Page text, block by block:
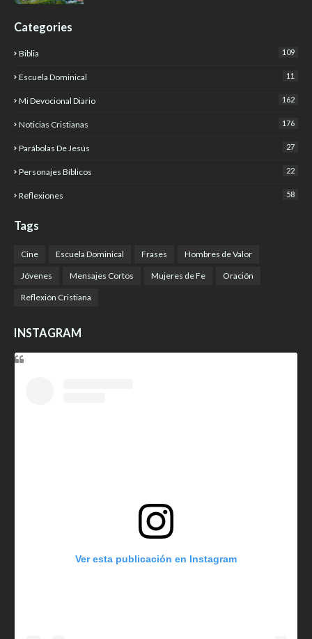
Categories
Biblia 109
Escuela Dominical 11
Mi Devocional Diario 162
Noticias Cristianas 176
Parábolas De Jesús 27
Personajes Bíblicos 22
Reflexiones 58
Tags
Cine Escuela Dominical Frases Hombres de Valor
Jóvenes Mensajes Cortos Mujeres de Fe Oración
Reflexión Cristiana
INSTAGRAM
Ver esta publicación en Instagram